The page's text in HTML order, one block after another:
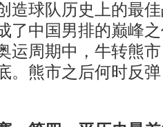
造球队历史上的最
了中国男排的巅峰
运周期中，牛转熊
。熊市之后何时反